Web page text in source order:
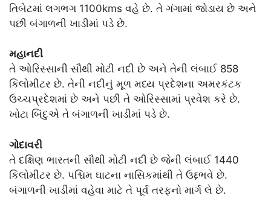
તિબેટમાં લગભગ 1100kms વહે છે. તે ગંગામાં જોડાય છે અને
પછી બંગાળની ખાડીમાં પડે છે.
મહાનદી
તે ઓરિસ્સાની સૌથી મોટી નદી છે અને તેની લંબાઈ 858
કિલોમીટર છે. તેની નદીનું મૂળ મધ્ય પ્રદેશના અમરકંટક
ઉચ્ચપ્રદેશમાં છે અને પછી તે ઓરિસ્સામાં પ્રવેશ કરે છે.
ખોટા બિંદુએ તે બંગાળની ખાડીમાં પડે છે.
ગોદાવરી
તે દક્ષિણ ભારતની સૌથી મોટી નદી છે જેની લંબાઈ 1440
કિલોમીટર છે. પશ્ચિમ ઘાટના નાસિકમાંથી તે ઉદ્દભવે છે.
બંગાળની ખાડીમાં વહેવા માટે તે પૂર્વ તરફનો માર્ગ લે છે.